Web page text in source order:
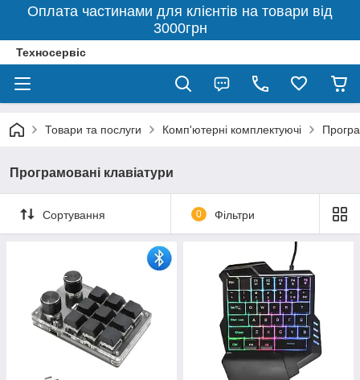
Оплата частинами для клієнтів на товари від
3000грн
Техносервіс
Товари та послуги Комп'ютерні комплектуючі
Програмовані клавіатури
Сортування 0 Фільтри